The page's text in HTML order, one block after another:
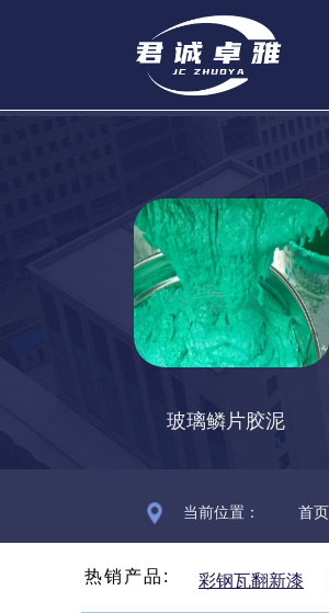
玻璃鳞片胶泥
首页
当前位置：
热销产品: 彩钢瓦翻新漆